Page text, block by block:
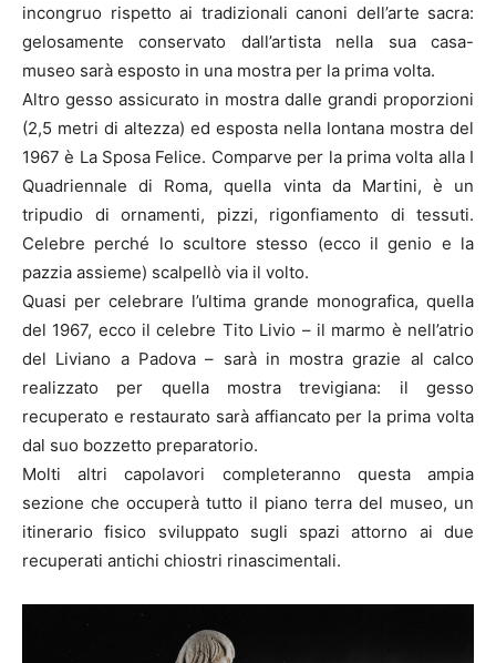
incongruo rispetto ai tradizionali canoni dell’arte sacra:
gelosamente conservato dall’artista nella sua casa-
museo sarà esposto in una mostra per la prima volta.
Altro gesso assicurato in mostra dalle grandi proporzioni
(2,5 metri di altezza) ed esposta nella lontana mostra del
1967 è La Sposa Felice. Comparve per la prima volta alla I
Quadriennale di Roma, quella vinta da Martini, è un
tripudio di ornamenti, pizzi, rigonfiamento di tessuti.
Celebre perché lo scultore stesso (ecco il genio e la
pazzia assieme) scalpellò via il volto.
Quasi per celebrare l’ultima grande monografica, quella
del 1967, ecco il celebre Tito Livio – il marmo è nell’atrio
del Liviano a Padova – sarà in mostra grazie al calco
realizzato per quella mostra trevigiana: il gesso
recuperato e restaurato sarà affiancato per la prima volta
dal suo bozzetto preparatorio.
Molti altri capolavori completeranno questa ampia
sezione che occuperà tutto il piano terra del museo, un
itinerario fisico sviluppato sugli spazi attorno ai due
recuperati antichi chiostri rinascimentali.